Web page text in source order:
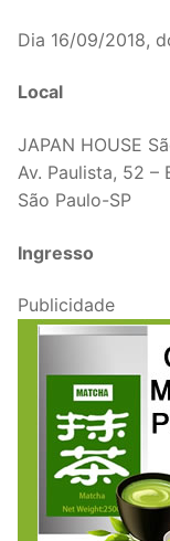
Dia 16/09/2018,
Local
JAPAN HOUSE
Av. Paulista, 52 –
São Paulo-SP
Ingresso
Publicidade